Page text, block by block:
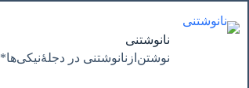
به
محتوا
نانوشتنی
نوشتن‌از‌نانوشتنی‌ در‌ دجلۀنیکی‌ها*